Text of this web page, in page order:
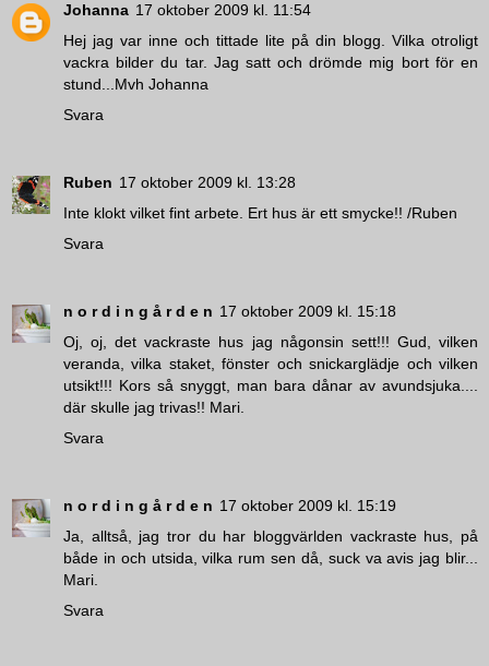
Johanna 17 oktober 2009 kl. 11:54
Hej jag var inne och tittade lite på din blogg. Vilka otroligt
vackra bilder du tar. Jag satt och drömde mig bort för en
stund...Mvh Johanna
Svara
Ruben 17 oktober 2009 kl. 13:28
Inte klokt vilket fint arbete. Ert hus är ett smycke!! /Ruben
Svara
n o r d i n g å r d e n 17 oktober 2009 kl. 15:18
Oj, oj, det vackraste hus jag någonsin sett!!! Gud, vilken
veranda, vilka staket, fönster och snickarglädje och vilken
utsikt!!! Kors så snyggt, man bara dånar av avundsjuka....
där skulle jag trivas!! Mari.
Svara
n o r d i n g å r d e n 17 oktober 2009 kl. 15:19
Ja, alltså, jag tror du har bloggvärlden vackraste hus, på
både in och utsida, vilka rum sen då, suck va avis jag blir...
Mari.
Svara